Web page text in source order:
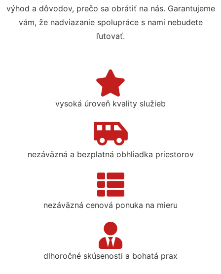
výhod a dôvodov, prečo sa obrátiť na nás. Garantujeme
vám, že nadviazanie spolupráce s nami nebudete
ľutovať.
vysoká úroveň kvality služieb
nezáväzná a bezplatná obhliadka priestorov
nezáväzná cenová ponuka na mieru
dlhoročné skúsenosti a bohatá prax